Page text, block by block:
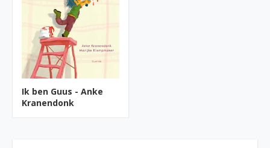
Ik ben Guus - Anke
Kranendonk